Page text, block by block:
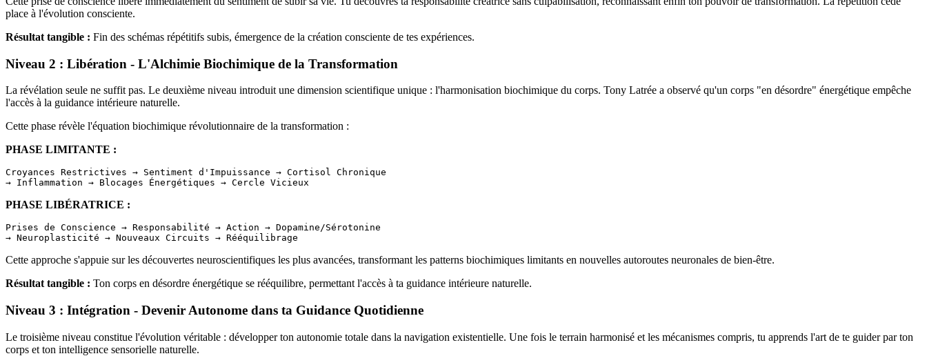
place à l'évolution consciente.
Résultat tangible : Fin des schémas répétitifs subis, émergence de la création consciente de tes expériences.
Niveau 2 : Libération - L'Alchimie Biochimique de la Transformation
La révélation seule ne suffit pas. Le deuxième niveau introduit une dimension scientifique unique : l'harmonisation biochimique du corps. Tony Latrée a observé qu'un corps "en désordre" énergétique empêche
l'accès à la guidance intérieure naturelle.
Cette phase révèle l'équation biochimique révolutionnaire de la transformation :
PHASE LIMITANTE :
Croyances Restrictives → Sentiment d'Impuissance → Cortisol Chronique
PHASE LIBÉRATRICE :
Prises de Conscience → Responsabilité → Action → Dopamine/Sérotonine
Cette approche s'appuie sur les découvertes neuroscientifiques les plus avancées, transformant les patterns biochimiques limitants en nouvelles autoroutes neuronales de bien-être.
Résultat tangible : Ton corps en désordre énergétique se rééquilibre, permettant l'accès à ta guidance intérieure naturelle.
Niveau 3 : Intégration - Devenir Autonome dans ta Guidance Quotidienne
Le troisième niveau constitue l'évolution véritable : développer ton autonomie totale dans la navigation existentielle. Une fois le terrain harmonisé et les mécanismes compris, tu apprends l'art de te guider par ton
corps et ton intelligence sensorielle naturelle.